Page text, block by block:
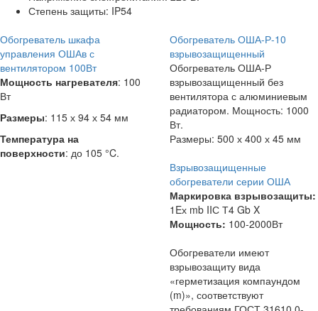
Степень защиты: IP54
Обогреватель шкафа
управления ОШАв с
вентилятором 100Вт
Мощность нагревателя: 100
Вт
Размеры: 115 х 94 х 54 мм
Температура на
поверхности: до 105 °C.
Обогреватель ОША-Р-10
взрывозащищенный
Обогреватель ОША-Р
взрывозащищенный без
вентилятора с алюминиевым
радиатором. Мощность: 1000
Вт.
Размеры: 500 х 400 х 45 мм
Взрывозащищенные
обогреватели серии ОША
Маркировка взрывозащиты:
1Eх mb IIС Т4 Gb X
Мощность: 100-2000Вт
Обогреватели имеют
взрывозащиту вида
«герметизация компаундом
(m)», соответствуют